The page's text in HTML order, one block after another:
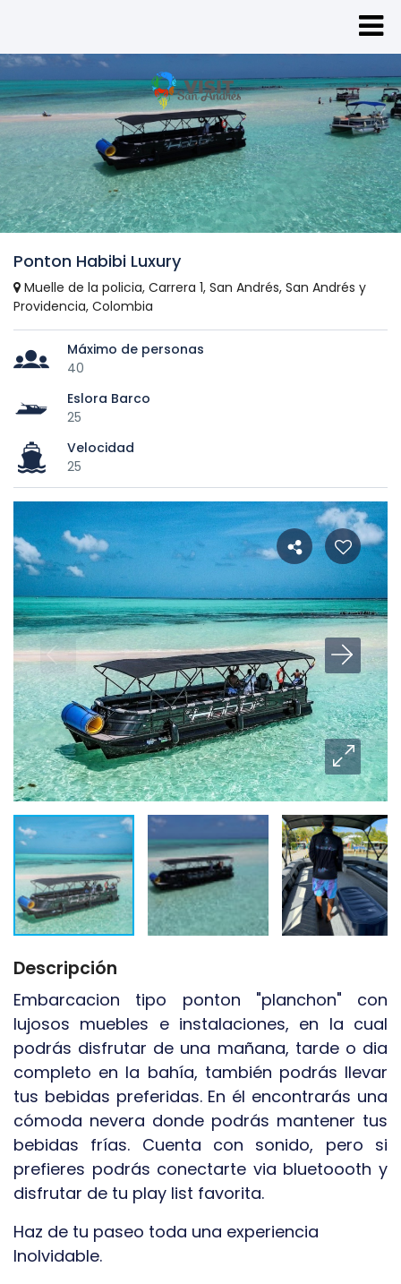
Ponton Habibi Luxury
Muelle de la policia, Carrera 1, San Andrés, San Andrés y
Providencia, Colombia
Máximo de personas
40
Eslora Barco
25
Velocidad
25
Descripción
Embarcacion tipo ponton "planchon" con
lujosos muebles e instalaciones, en la cual
podrás disfrutar de una mañana, tarde o dia
completo en la bahía, también podrás llevar
tus bebidas preferidas. En él encontrarás una
cómoda nevera donde podrás mantener tus
bebidas frías. Cuenta con sonido, pero si
prefieres podrás conectarte via bluetoooth y
disfrutar de tu play list favorita.
Haz de tu paseo toda una experiencia
Inolvidable.